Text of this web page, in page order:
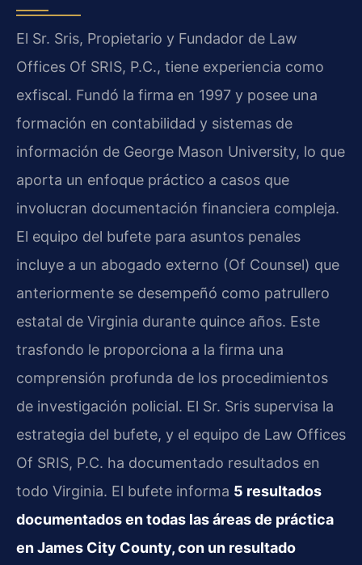
El Sr. Sris, Propietario y Fundador de Law
Offices Of SRIS, P.C., tiene experiencia como
exfiscal. Fundó la firma en 1997 y posee una
formación en contabilidad y sistemas de
información de George Mason University, lo que
aporta un enfoque práctico a casos que
involucran documentación financiera compleja.
El equipo del bufete para asuntos penales
incluye a un abogado externo (Of Counsel) que
anteriormente se desempeñó como patrullero
estatal de Virginia durante quince años. Este
trasfondo le proporciona a la firma una
comprensión profunda de los procedimientos
de investigación policial. El Sr. Sris supervisa la
estrategia del bufete, y el equipo de Law Offices
Of SRIS, P.C. ha documentado resultados en
todo Virginia. El bufete informa 5 resultados
documentados en todas las áreas de práctica
en James City County, con un resultado